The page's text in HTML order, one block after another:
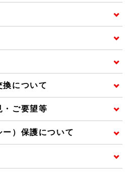
換について
・ご要望等
）保護について